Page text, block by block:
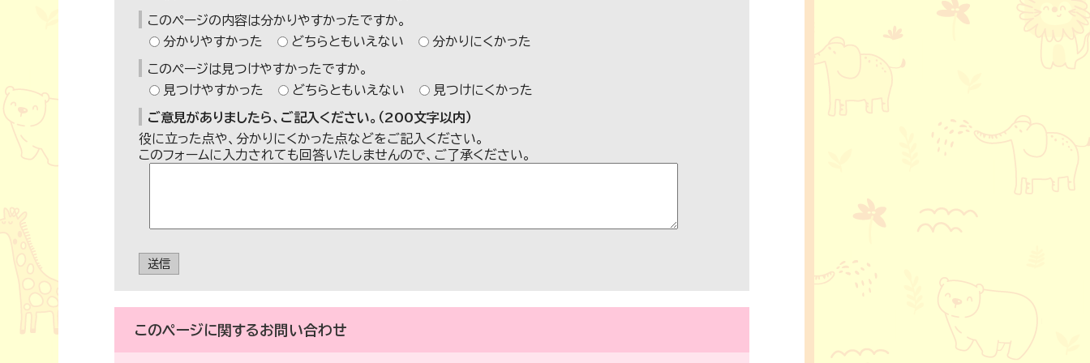
このページの内容は分かりやすかったですか。
分かりやすかった
どちらともいえない 分かりにくかった
このページは見つけやすかったですか。
見つけやすかった
どちらともいえない 見つけにくかった
ご意見がありましたら、ご記入ください。（200文字以内）
役に立った点や、分かりにくかった点などをご記入ください。
このフォームに入力されても回答いたしませんので、ご了承ください。
送信
このページに関するお問い合わせ